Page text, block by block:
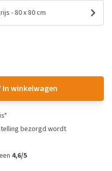
- 80 x 80 cm
In winkelwagen
bezorgd wordt
4,6/5